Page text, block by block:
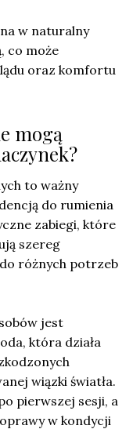
w naturalny
co może
oraz komfortu
mogą
to ważny
do rumienia
zabiegi, które
szereg
różnych potrzeb
jest
która działa
wiązki światła.
pierwszej sesji, a
w kondycji